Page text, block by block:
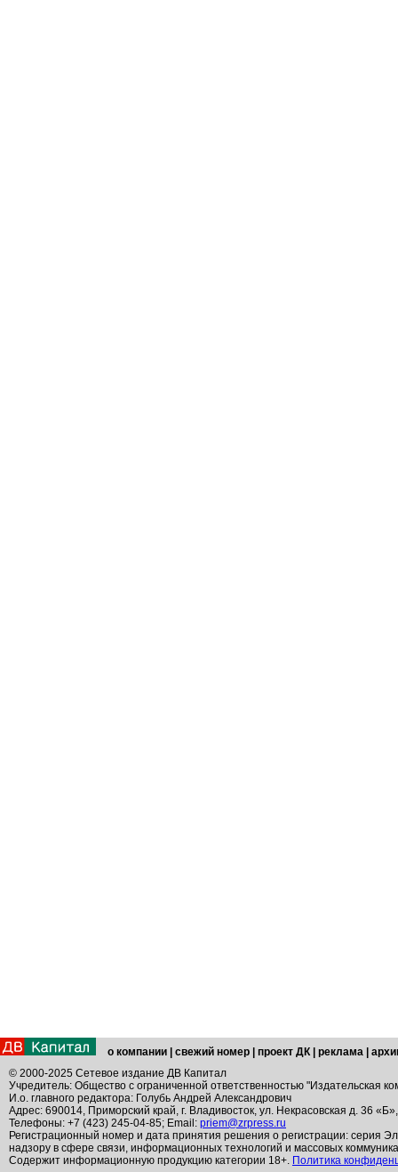
о компании свежий номер проект ДК реклама
© 2000-2025 Сетевое издание ДВ Капитал
Учредитель: Общество с ограниченной ответственностью "Издательская
И.о. главного редактора: Голубь Андрей Александрович
Адрес: 690014, Приморский край, г. Владивосток, ул. Некрасовская д. 36
Телефоны: +7 (423) 245-04-85; Email: priem@zrpress.ru
Регистрационный номер и дата принятия решения о регистрации: серия
надзору в сфере связи, информационных технологий и массовых
Содержит информационную продукцию категории 18+. Политика